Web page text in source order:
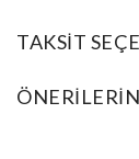
TAKSIT